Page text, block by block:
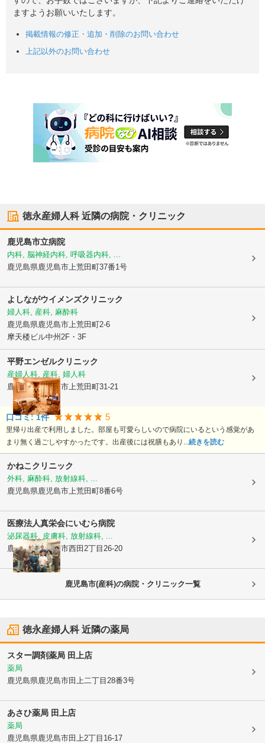
ますようお願いいたします。
掲載情報の修正・追加・削除のお問い合わせ
上記以外のお問い合わせ
徳永産婦人科近隣の病院・クリニック
鹿児島市立病院
内科, 脳神経内科, 呼吸器内科, ...
鹿児島県鹿児島市 上荒田町37番1号
よしながウイメンズクリニック
婦人科, 産科, 麻酔科
鹿児島県鹿児島市 上荒田町2-6
摩天楼ビル中州2F・3F
平野エンゼルクリニック
産婦人科, 産科, 婦人科
鹿児島県鹿児島市 上荒田町31-21
口コミ:1件 5
里帰り出産で利用しました。部屋も可愛らしいので病院にいるという感覚があ
まり無く過ごしやすかったです。出産後には祝膳もあり... 続きを読む
かねこクリニック
外科, 麻酔科, 放射線科, ...
鹿児島県鹿児島市 上荒田町8番6号
医療法人真栄会にいむら病院
泌尿器科, 皮膚科, 放射線科, ...
鹿児島県鹿児島市西田2丁目26-20
鹿児島市(産科)の病院・クリニック一覧
徳永産婦人科近隣の薬局
スター調剤薬局 田上店
薬局
鹿児島県鹿児島市田上二丁目28番3号
あさひ薬局 田上店
薬局
鹿児島県鹿児島市田上2丁目16-17